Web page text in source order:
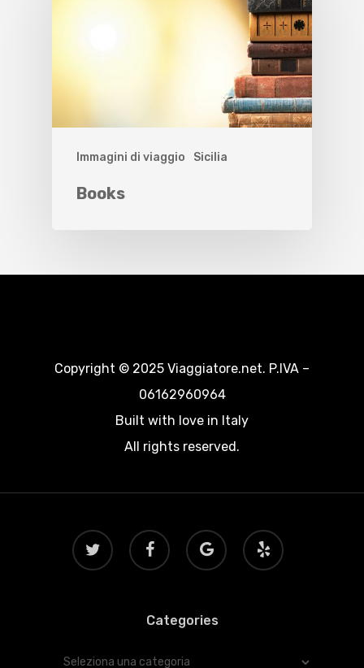
Immagini di viaggio Sicilia
Books
Copyright © 2025 Viaggiatore.net. P.IVA –
06162960964
Built with love in Italy
All rights reserved.
twitter facebook
google-
plus
yelp
Categories
Categories